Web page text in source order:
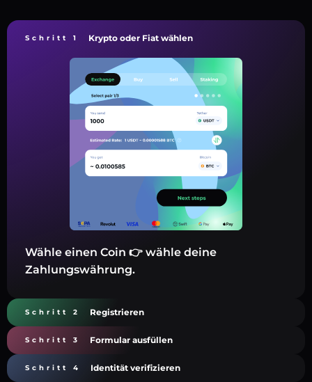
Schritt 1 Krypto oder Fiat wählen
Wähle einen Coin 👉 wähle deine
Zahlungswährung.
Schritt 2 Registrieren
Schritt 3 Formular ausfüllen
Schritt 4 Identität verifizieren